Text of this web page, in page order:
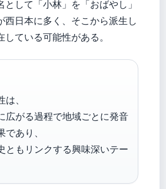
として「小林」を「おばやし」
西日本に多く、そこから派生し
している可能性がある。
、
広がる過程で地域ごとに発音
あり、
ともリンクする興味深いテー